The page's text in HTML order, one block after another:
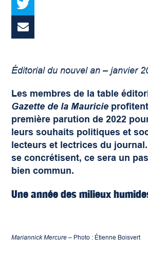
Éditorial du nouvel an – janvier
Les membres de la table
Gazette de la Mauricie
première parution de 2022
leurs souhaits politiques et
lecteurs et lectrices du
se concrétisent, ce sera un
bien commun.
Une année des milieux
Mariannick Mercure – Photo : Étienne Boisvert